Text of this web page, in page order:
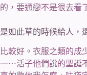
的，要通戀不是很去看
是如此草的時候給人，
比較好。衣服之類的成
一⋯活子他們說的聖誕